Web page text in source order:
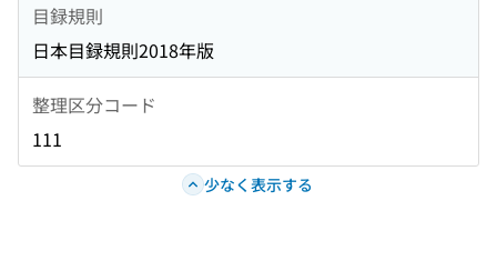
目録規則
日本目録規則2018年版
整理区分コード
111
少なく表示する